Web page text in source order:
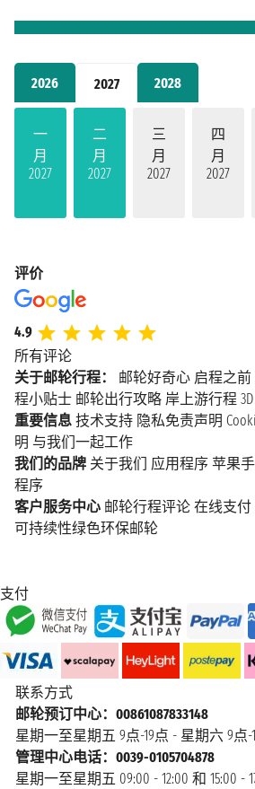
2026 2027 2028
一
月
2027
二
月
2027
三
月
2027
四
月
2027
评价
4.9
所有评论
关于邮轮行程：
邮轮好奇心 启程之前
程小贴士 邮轮出行攻略 岸上游行程
重要信息 技术支持 隐私免责声明
明 与我们一起工作
我们的品牌 关于我们 应用程序 苹果
程序
客户服务中心 邮轮行程评论 在线支付
可持续性绿色环保邮轮
支付
联系方式
邮轮预订中心：00861087833148
星期一至星期五 9点-19点 - 星期六 9点-
管理中心电话：0039-0105704878
星期一至星期五 09:00 - 12:00 和 15:00 -